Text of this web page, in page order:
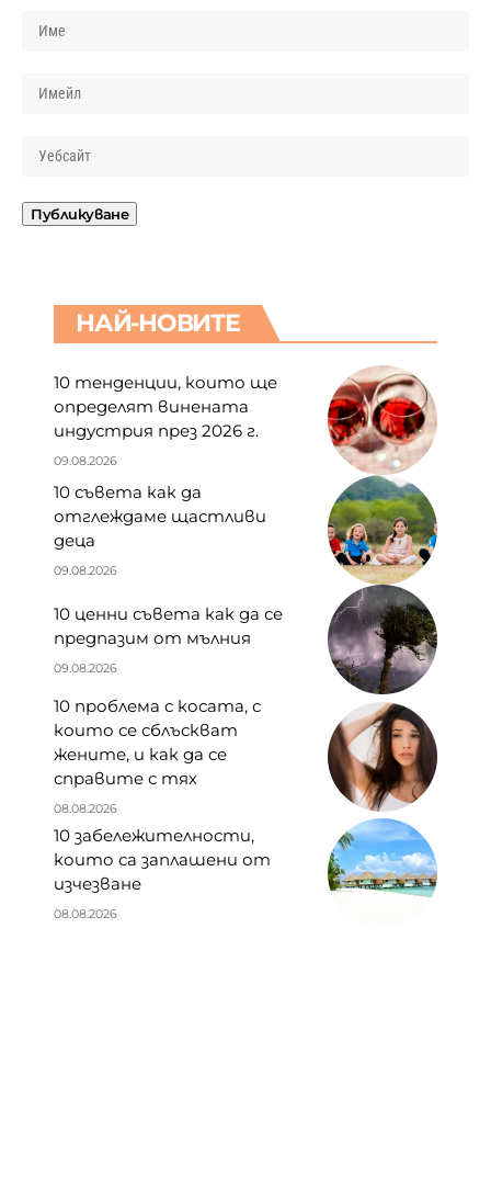
НАЙ-НОВИТЕ
10 тенденции, които ще
определят винената
индустрия през 2026 г.
09.08.2026
10 съвета как да
отглеждаме щастливи
деца
09.08.2026
10 ценни съвета как да се
предпазим от мълния
09.08.2026
10 проблема с косата, с
които се сблъскват
жените, и как да се
справите с тях
08.08.2026
10 забележителности,
които са заплашени от
изчезване
08.08.2026